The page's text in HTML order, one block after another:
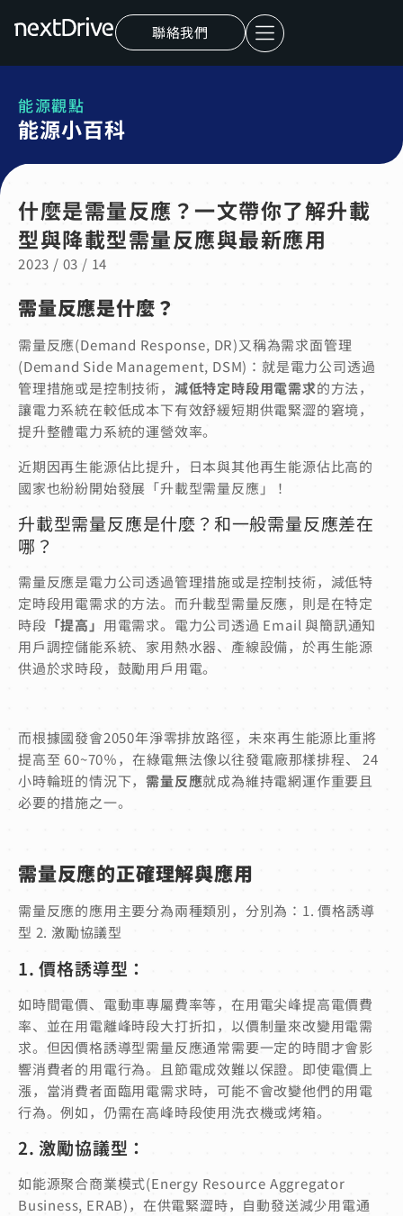
聯絡我們
能源觀點
能源小百科
什麼是需量反應？一文帶你了解升載
型與降載型需量反應與最新應用
2023 / 03 / 14
需量反應是什麼？
需量反應(Demand Response, DR)又稱為需求面管理
(Demand Side Management, DSM)：就是電力公司透過
管理措施或是控制技術， 減低特定時段用電需求的方法，
讓電力系統在較低成本下有效舒緩短期供電緊澀的窘境，
提升整體電力系統的運營效率。
近期因再生能源佔比提升，日本與其他再生能源佔比高的
國家也紛紛開始發展「升載型需量反應」！
升載型需量反應是什麼？和一般需量反應差在
哪？
需量反應是電力公司透過管理措施或是控制技術，減低特
定時段用電需求的方法。 而升載型需量反應，則是在特定
時段 「提高」 用電需求。電力公司透過 Email 與簡訊通知
用戶調控儲能系統、家用熱水器、產線設備，於再生能源
供過於求時段，鼓勵用戶用電。
而根據國發會2050年淨零排放路徑，未來再生能源比重將
提高至 60~70％，在綠電無法像以往發電廠那樣排程、 24
小時輪班的情況下，需量反應就成為維持電網運作重要且
必要的措施之一。
需量反應的正確理解與應用
需量反應的應用主要分為兩種類別，分別為：1. 價格誘導
型 2. 激勵協議型
1. 價格誘導型：
如時間電價、電動車專屬費率等，在用電尖峰提高電價費
率、並在用電離峰時段大打折扣，以價制量來改變用電需
求。但因價格誘導型需量反應通常需要一定的時間才會影
響消費者的用電行為。且節電成效難以保證。即使電價上
漲，當消費者面臨用電需求時，可能不會改變他們的用電
行為。例如，仍需在高峰時段使用洗衣機或烤箱。
2. 激勵協議型：
如能源聚合商業模式(Energy Resource Aggregator
Business, ERAB)，在供電緊澀時，自動發送減少用電通